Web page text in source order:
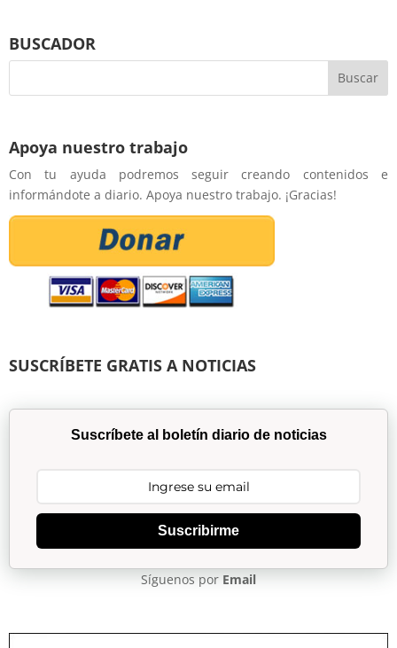
BUSCADOR
Apoya nuestro trabajo
Con tu ayuda podremos seguir creando contenidos e
informándote a diario. Apoya nuestro trabajo. ¡Gracias!
SUSCRÍBETE GRATIS A NOTICIAS
Suscríbete al boletín diario de noticias
Suscribirme
Síguenos por Email